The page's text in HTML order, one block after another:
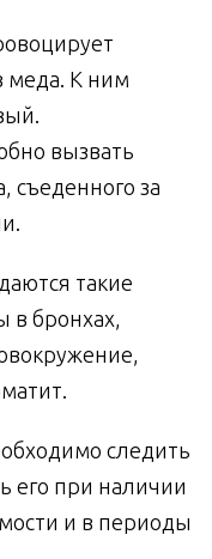
меда. К ним
вызвать
съеденного за
такие
бронхах,
следить
его при наличии
и в периоды